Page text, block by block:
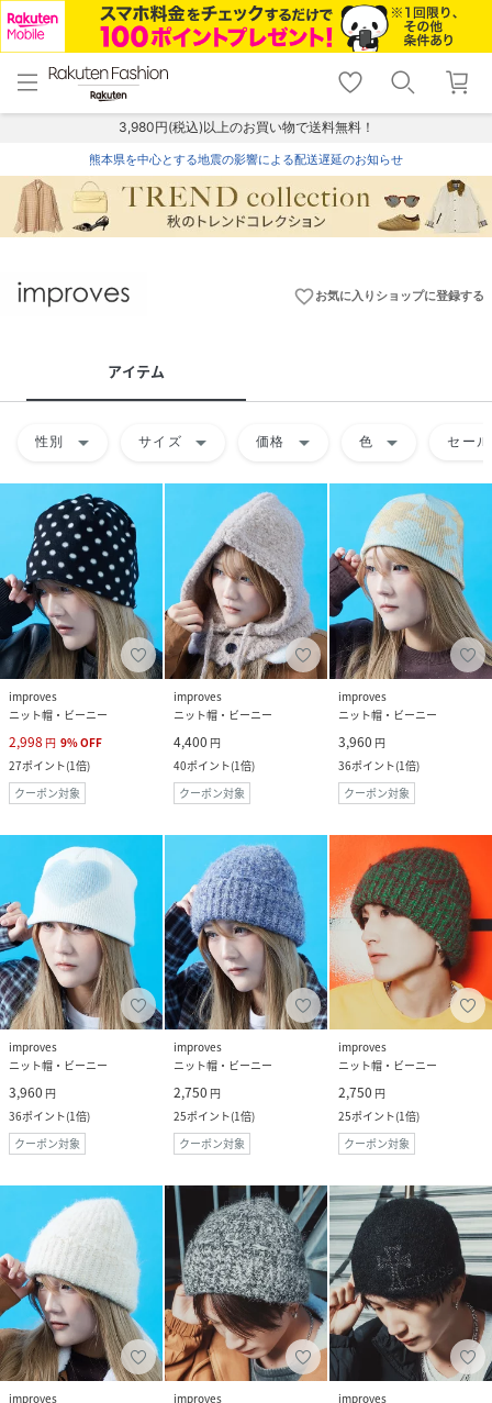
menu home
トップ
shopping_cart lock_outline
ログイン
3,980円(税込)以上のお買い物で送料無料！
熊本県を中心とする地震の影響による配送遅延のお知らせ
favorite_borderお気に入りショップに登録する
アイテム
性別 arrow_drop_down サイズ arrow_drop_down 価格 arrow_drop_down 色 arrow_drop_down セール
improves
ニット帽・ビーニー
2,998 円 9%OFF
27ポイント(1倍)
クーポン対象
improves
ニット帽・ビーニー
4,400 円
40ポイント(1倍)
クーポン対象
improves
ニット帽・ビーニー
3,960 円
36ポイント(1倍)
クーポン対象
improves
ニット帽・ビーニー
3,960 円
36ポイント(1倍)
クーポン対象
improves
ニット帽・ビーニー
2,750 円
25ポイント(1倍)
クーポン対象
improves
ニット帽・ビーニー
2,750 円
25ポイント(1倍)
クーポン対象
improves
improves
improves